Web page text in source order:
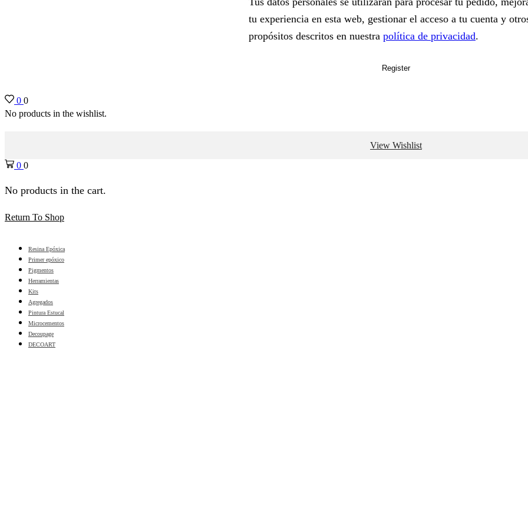
tu experiencia en esta web, gestionar el acceso a tu cuenta y
propósitos descritos en nuestra política de privacidad.
Register
0 0
No products in the wishlist.
View Wishlist
0 0
No products in the cart.
Return To Shop
Resina Epóxica
Primer epóxico
Pigmentos
Herramientas
Kits
Agregados
Pintura Estucal
Microcementos
Decoupage
DECOART